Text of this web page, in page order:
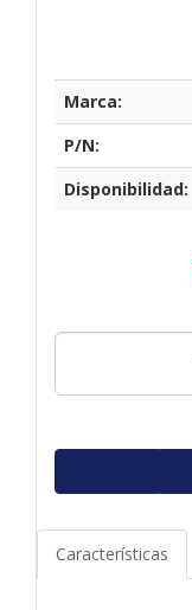
Marca:
P/N:
Disponibilidad:
Características